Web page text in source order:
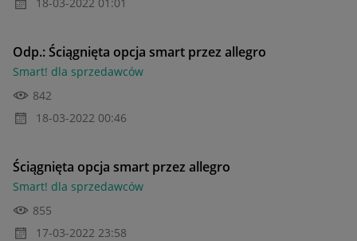
Odp.: Ściągnięta opcja smart przez allegro
Smart! dla sprzedawców
842
‎18-03-2022 00:46
Ściągnięta opcja smart przez allegro
Smart! dla sprzedawców
855
‎17-03-2022 23:58